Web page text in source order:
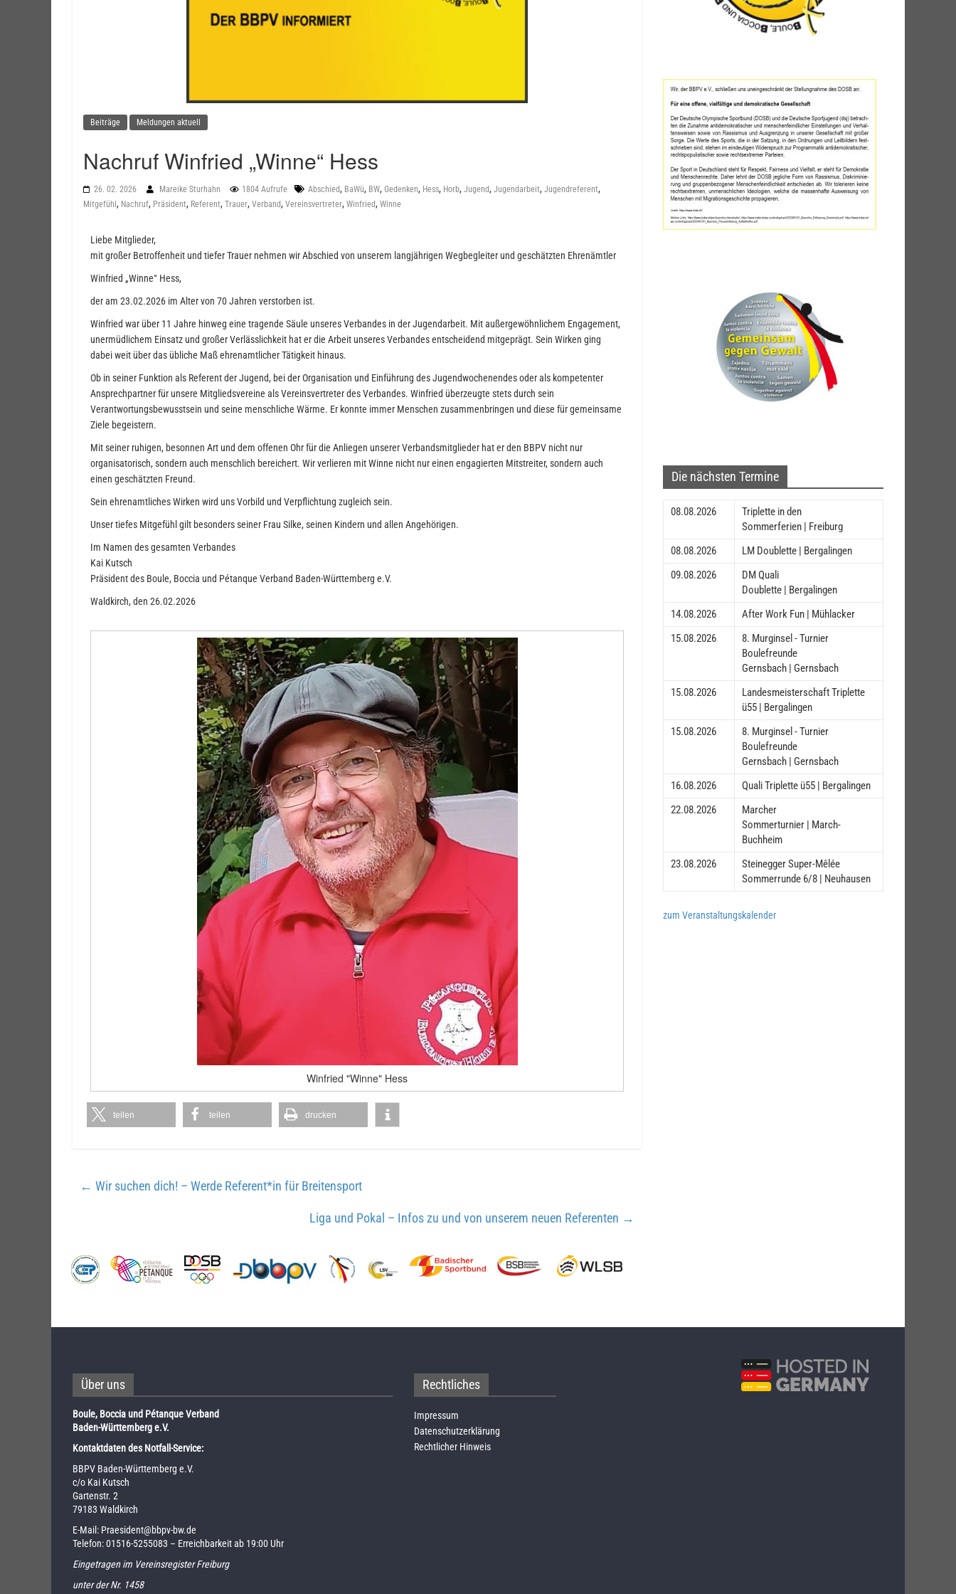
Beiträge Meldungen aktuell
Nachruf Winfried „Winne“ Hess
26. 02. 2026 Mareike Sturhahn 1804 Aufrufe Abschied, BaWü, BW, Gedenken, Hess, Horb, Jugend, Jugendarbeit, Jugendreferent,
Mitgefühl , Nachruf, Präsident, Referent, Trauer, Verband, Vereinsvertreter, Winfried, Winne
Liebe Mitglieder,
mit großer Betroffenheit und tiefer Trauer nehmen wir Abschied von unserem langjährigen Wegbegleiter und geschätzten Ehrenämtler
Winfried „Winne“ Hess,
der am 23.02.2026 im Alter von 70 Jahren verstorben ist.
Winfried war über 11 Jahre hinweg eine tragende Säule unseres Verbandes in der Jugendarbeit. Mit außergewöhnlichem Engagement,
unermüdlichem Einsatz und großer Verlässlichkeit hat er die Arbeit unseres Verbandes entscheidend mitgeprägt. Sein Wirken ging
dabei weit über das übliche Maß ehrenamtlicher Tätigkeit hinaus.
Ob in seiner Funktion als Referent der Jugend, bei der Organisation und Einführung des Jugendwochenendes oder als kompetenter
Ansprechpartner für unsere Mitgliedsvereine als Vereinsvertreter des Verbandes. Winfried überzeugte stets durch sein
Verantwortungsbewusstsein und seine menschliche Wärme. Er konnte immer Menschen zusammenbringen und diese für gemeinsame
Ziele begeistern.
Mit seiner ruhigen, besonnen Art und dem offenen Ohr für die Anliegen unserer Verbandsmitglieder hat er den BBPV nicht nur
organisatorisch, sondern auch menschlich bereichert. Wir verlieren mit Winne nicht nur einen engagierten Mitstreiter, sondern auch
einen geschätzten Freund.
Sein ehrenamtliches Wirken wird uns Vorbild und Verpflichtung zugleich sein.
Unser tiefes Mitgefühl gilt besonders seiner Frau Silke, seinen Kindern und allen Angehörigen.
Im Namen des gesamten Verbandes
Kai Kutsch
Präsident des Boule, Boccia und Pétanque Verband Baden-Württemberg e.V.
Waldkirch, den 26.02.2026
Winfried "Winne" Hess
teilen teilen drucken
← Wir suchen dich! – Werde Referent*in für Breitensport
Liga und Pokal – Infos zu und von unserem neuen Referenten →
Die nächsten Termine
08.08.2026
Triplette in den
Sommerferien | Freiburg
08.08.2026
LM Doublette | Bergalingen
09.08.2026
DM Quali
Doublette | Bergalingen
14.08.2026
After Work Fun | Mühlacker
15.08.2026
8. Murginsel - Turnier
Boulefreunde
Gernsbach | Gernsbach
15.08.2026
Landesmeisterschaft Triplette
ü55 | Bergalingen
15.08.2026
8. Murginsel - Turnier
Boulefreunde
Gernsbach | Gernsbach
16.08.2026
Quali Triplette ü55 | Bergalingen
22.08.2026
Marcher
Sommerturnier | March-
Buchheim
23.08.2026
Steinegger Super-Mêlée
Sommerrunde 6/8 | Neuhausen
zum Veranstaltungskalender
Über uns
Boule, Boccia und Pétanque Verband
Baden-Württemberg e.V.
Kontaktdaten des Notfall-Service:
BBPV Baden-Württemberg e.V.
c/o Kai Kutsch
Gartenstr. 2
79183 Waldkirch
E-Mail: Praesident@bbpv-bw.de
Telefon:01516-5255083 – Erreichbarkeit ab 19:00 Uhr
Eingetragen im Vereinsregister Freiburg
unter der Nr. 1458
Rechtliches
Impressum
Datenschutzerklärung
Rechtlicher Hinweis